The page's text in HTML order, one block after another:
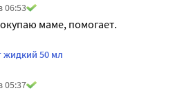
06:53
маме, помогает.
жидкий 50 мл
05:37